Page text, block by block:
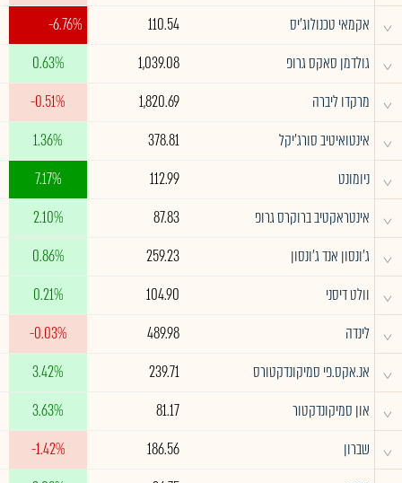
^ אקמאי טכנולוג'יס 110.54
-6.76%
^ גולדמן סאקס גרופ 1,039.08
0.63%
^ מרקדו ליברה 1,820.69
-0.51%
^ אינטואיטיב סורג'יקל 378.81
1.36%
^ ניומונט 112.99
7.17%
^ אינטראקטיב ברוקרס גרופ 87.83
2.10%
^ ג'ונסון אנד ג'ונסון 259.23
0.86%
^ וולט דיסני 104.90
0.21%
^ לינדה 489.98
-0.03%
^ אנ.אקס.פי סמיקונדקטורס 239.71
3.42%
^ און סמיקונדקטור 81.17
3.63%
^ שברון 186.56
-1.42%